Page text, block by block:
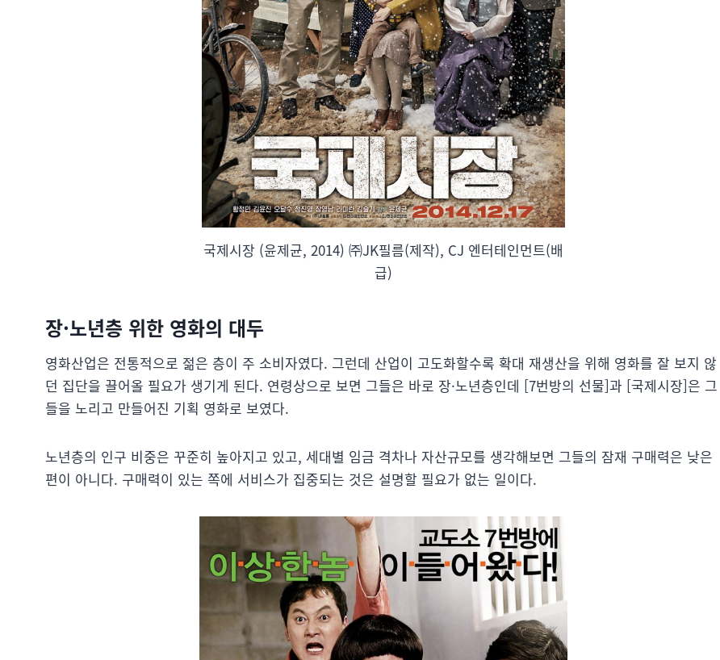
국제시장 (윤제균, 2014) ㈜JK필름(제작), CJ 엔터테인먼트(배
급)
장·노년층 위한 영화의 대두
영화산업은 전통적으로 젊은 층이 주 소비자였다. 그런데 산업이 고도화할수록 확대 재생산을 위해 영화를 잘 보지 않
던 집단을 끌어올 필요가 생기게 된다. 연령상으로 보면 그들은 바로 장·노년층인데 [7번방의 선물]과 [국제시장]은 그
들을 노리고 만들어진 기획 영화로 보였다.
노년층의 인구 비중은 꾸준히 높아지고 있고, 세대별 임금 격차나 자산규모를 생각해보면 그들의 잠재 구매력은 낮은
편이 아니다. 구매력이 있는 쪽에 서비스가 집중되는 것은 설명할 필요가 없는 일이다.